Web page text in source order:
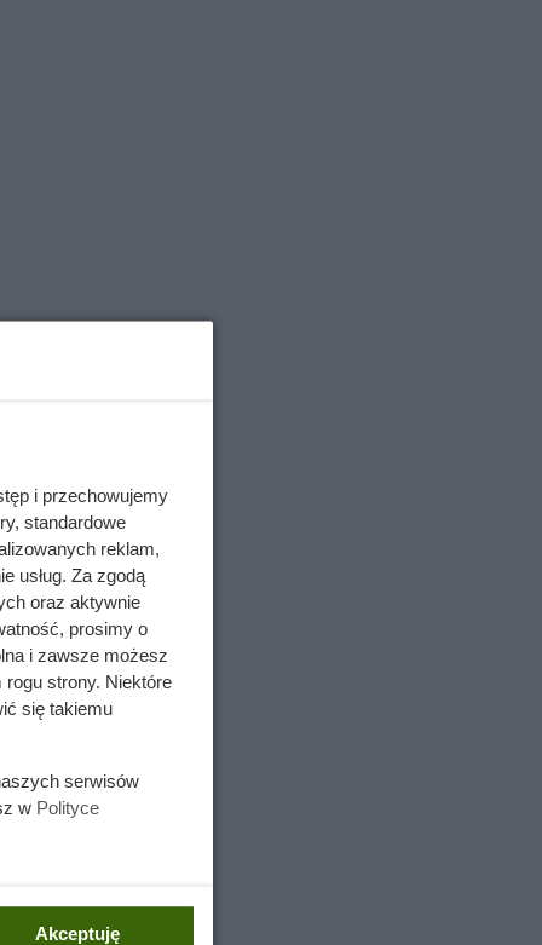
i przechowujemy
standardowe
reklam,
usług. Za zgodą
oraz aktywnie
prosimy o
i zawsze możesz
strony. Niektóre
się takiemu
serwisów
w Polityce
Akceptuję